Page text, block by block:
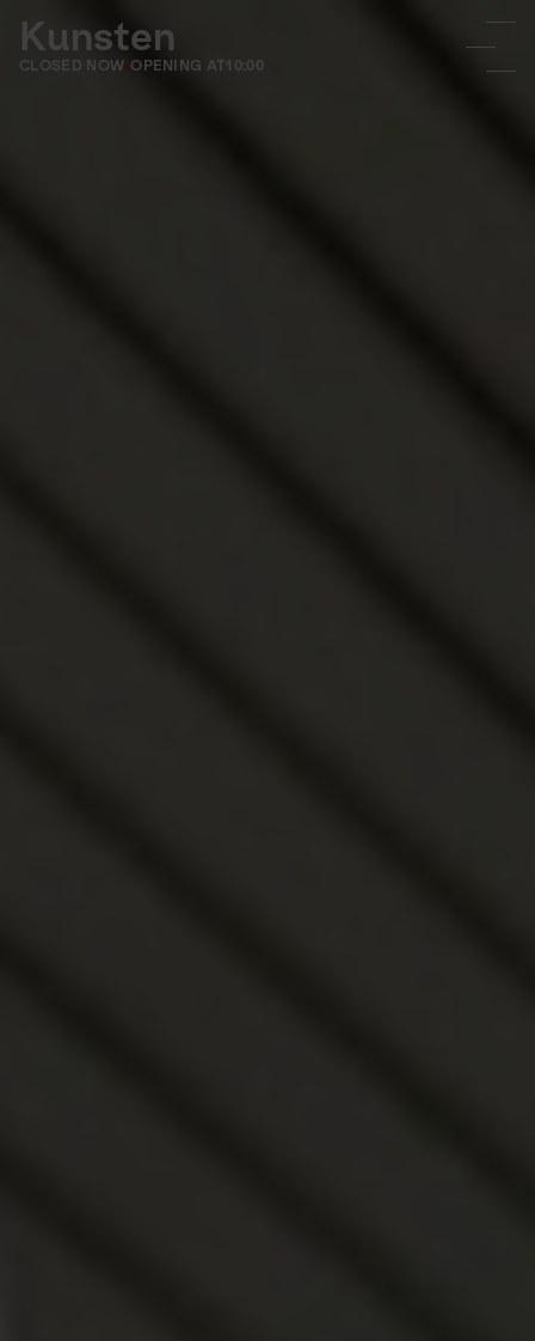
Kunsten
CLOSED NOW OPENING AT10:00